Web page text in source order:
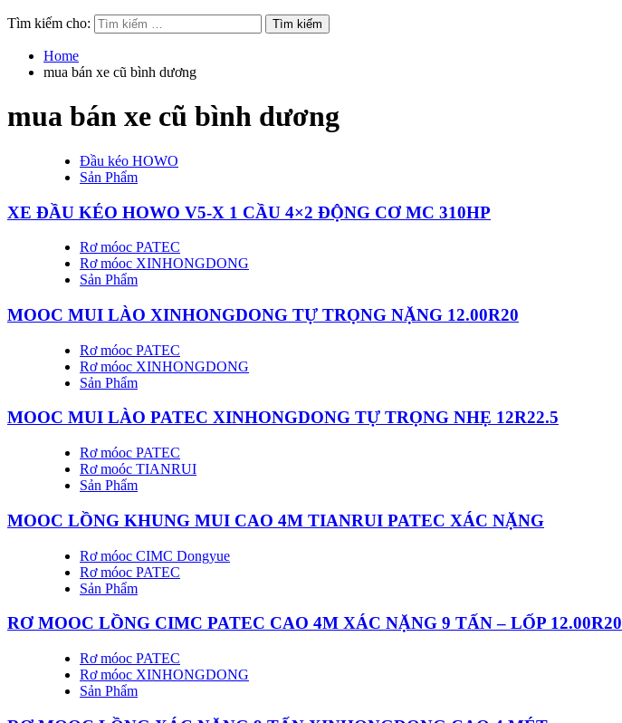
Tìm kiếm cho:
Home
mua bán xe cũ bình dương
mua bán xe cũ bình dương
Đầu kéo HOWO
Sản Phẩm
XE ĐẦU KÉO HOWO V5-X 1 CẦU 4×2 ĐỘNG CƠ MC 310HP
Rơ móoc PATEC
Rơ móoc XINHONGDONG
Sản Phẩm
MOOC MUI LÀO XINHONGDONG TỰ TRỌNG NẶNG 12.00R20
Rơ móoc PATEC
Rơ móoc XINHONGDONG
Sản Phẩm
MOOC MUI LÀO PATEC XINHONGDONG TỰ TRỌNG NHẸ 12R22.5
Rơ móoc PATEC
Rơ moóc TIANRUI
Sản Phẩm
MOOC LỒNG KHUNG MUI CAO 4M TIANRUI PATEC XÁC NẶNG
Rơ móoc CIMC Dongyue
Rơ móoc PATEC
Sản Phẩm
RƠ MOOC LỒNG CIMC PATEC CAO 4M XÁC NẶNG 9 TẤN – LỐP 12.00R20
Rơ móoc PATEC
Rơ móoc XINHONGDONG
Sản Phẩm